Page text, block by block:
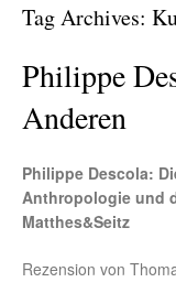
Tag Archives:
Philippe
Anderen
Philippe Descola:
Anthropologie und
Matthes&Seitz
Rezension von